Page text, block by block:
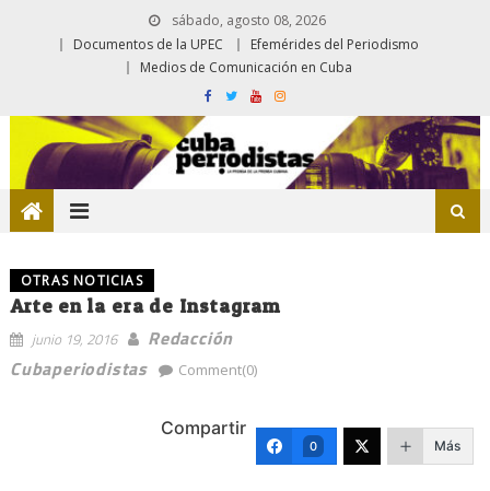
sábado, agosto 08, 2026
Documentos de la UPEC
Efemérides del Periodismo
Medios de Comunicación en Cuba
OTRAS NOTICIAS
Arte en la era de Instagram
junio 19, 2016
Redacción
Cubaperiodistas
Comment(0)
Compartir
0 Más